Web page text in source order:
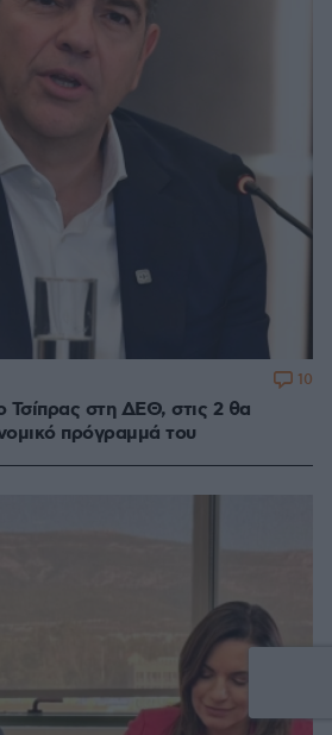
Τσίπρας στη ΔΕΘ, στις 2 θα
πρόγραμμά του
10